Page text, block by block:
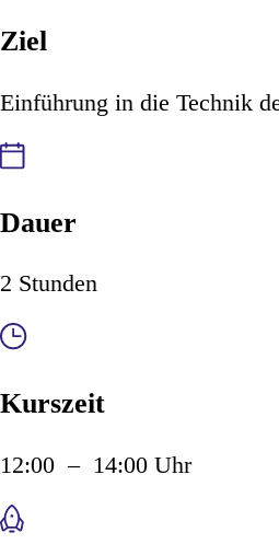
Ziel
Einführung in die Technik
Dauer
2 Stunden
Kurszeit
12:00 – 14:00 Uhr